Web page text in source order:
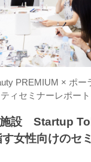
PREMIUM × ポー
ィセミナーレポート
施設 Startup
女性向けのセ